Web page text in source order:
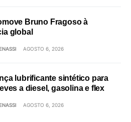
Bruno Fragoso à
global
AGOSTO 6, 2026
lubrificante sintético para
a diesel, gasolina e flex
AGOSTO 6, 2026